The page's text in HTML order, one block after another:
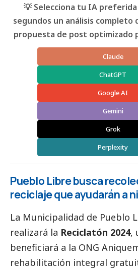
💡 Selecciona tu IA
segundos un análisis completo
propuesta de post optimizado
Claude
ChatGPT
Google AI
Gemini
Grok
Perplexity
Pueblo Libre busca
reciclaje que ayudarán a
La Municipalidad de Pueblo
realizará la Reciclatón 2024,
beneficiará a la ONG
rehabilitación integral